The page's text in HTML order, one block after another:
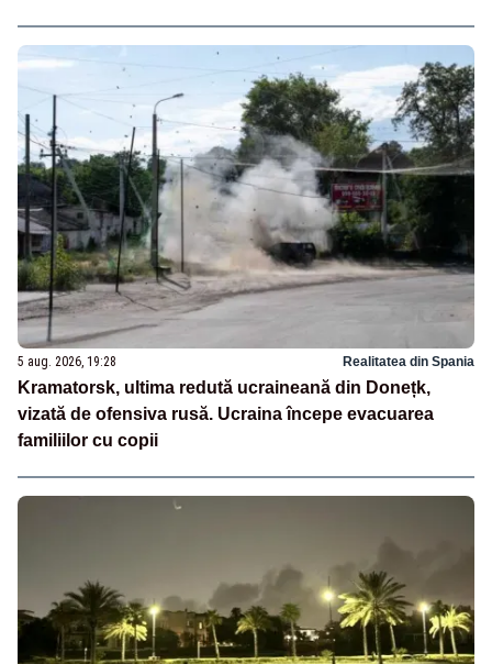
5 aug. 2026, 19:28 Realitatea din Spania
Kramatorsk, ultima redută ucraineană din Donețk,
vizată de ofensiva rusă. Ucraina începe evacuarea
familiilor cu copii